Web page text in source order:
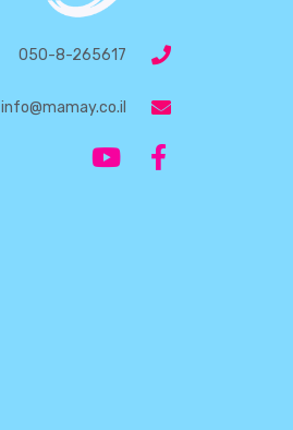
050-8-265617
info@mamay.co.il